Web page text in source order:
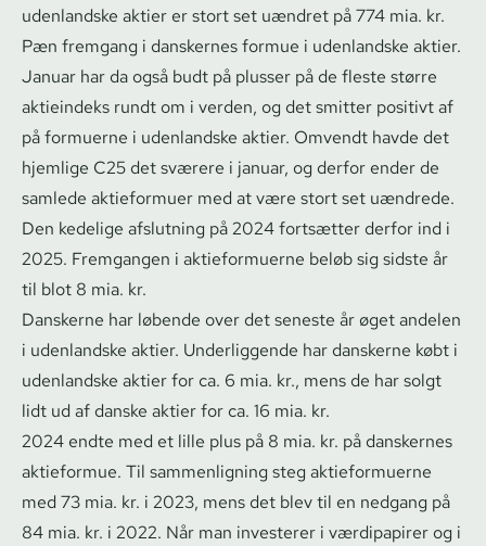
udenlandske aktier er stort set uændret på 774 mia. kr.
Pæn fremgang i danskernes formue i udenlandske aktier.
Januar har da også budt på plusser på de fleste større
aktieindeks rundt om i verden, og det smitter positivt af
på formuerne i udenlandske aktier. Omvendt havde det
hjemlige C25 det sværere i januar, og derfor ender de
samlede aktieformuer med at være stort set uændrede.
Den kedelige afslutning på 2024 fortsætter derfor ind i
2025. Fremgangen i aktieformuerne beløb sig sidste år
til blot 8 mia. kr.
Danskerne har løbende over det seneste år øget andelen
i udenlandske aktier. Underliggende har danskerne købt i
udenlandske aktier for ca. 6 mia. kr., mens de har solgt
lidt ud af danske aktier for ca. 16 mia. kr.
2024 endte med et lille plus på 8 mia. kr. på danskernes
aktieformue. Til sammenligning steg aktieformuerne
med 73 mia. kr. i 2023, mens det blev til en nedgang på
84 mia. kr. i 2022. Når man investerer i værdipapirer og i